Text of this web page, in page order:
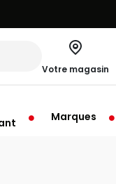
Votre magasin
à 19:00Marques